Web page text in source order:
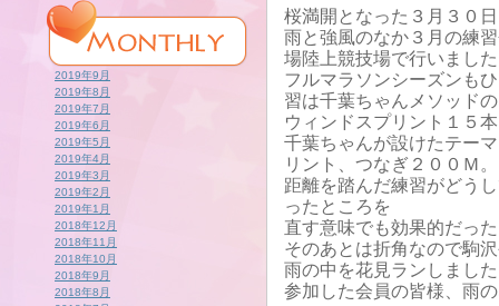
2019年9月
2019年8月
2019年7月
2019年6月
2019年5月
2019年4月
2019年3月
2019年2月
2019年1月
2018年12月
2018年11月
2018年10月
2018年9月
2018年8月
桜満開となった３月３０
雨と強風のなか３月の練
場陸上競技場で行いまし
フルマラソンシーズンも
習は千葉ちゃんメソッドの
ウィンドスプリント１５
千葉ちゃんが設けたテー
リント、つなぎ２００Ｍ。
距離を踏んだ練習がどう
ったところを
直す意味でも効果的だっ
そのあとは折角なので駒
雨の中を花見ランしまし
参加した会員の皆様、雨